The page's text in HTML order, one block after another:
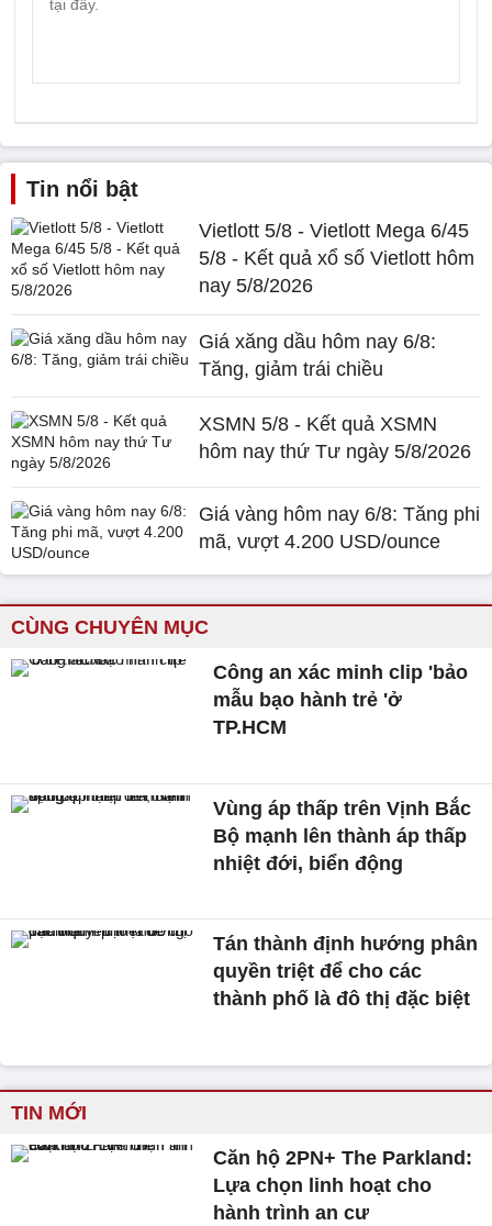
Tin nổi bật
Vietlott 5/8 - Vietlott Mega 6/45
5/8 - Kết quả xổ số Vietlott hôm
nay 5/8/2026
Giá xăng dầu hôm nay 6/8:
Tăng, giảm trái chiều
XSMN 5/8 - Kết quả XSMN
hôm nay thứ Tư ngày 5/8/2026
Giá vàng hôm nay 6/8: Tăng phi
mã, vượt 4.200 USD/ounce
CÙNG CHUYÊN MỤC
Công an xác minh clip 'bảo
mẫu bạo hành trẻ 'ở
TP.HCM
Vùng áp thấp trên Vịnh Bắc
Bộ mạnh lên thành áp thấp
nhiệt đới, biển động
Tán thành định hướng phân
quyền triệt để cho các
thành phố là đô thị đặc biệt
TIN MỚI
Căn hộ 2PN+ The Parkland:
Lựa chọn linh hoạt cho
hành trình an cư